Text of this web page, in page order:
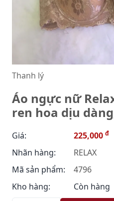
Thanh lý
Áo ngực nữ
ren hoa dịu
Giá: 225,000 đ
Nhãn hàng:
RELAX
Mã sản phẩm:
4796
Kho hàng:
Còn hàng